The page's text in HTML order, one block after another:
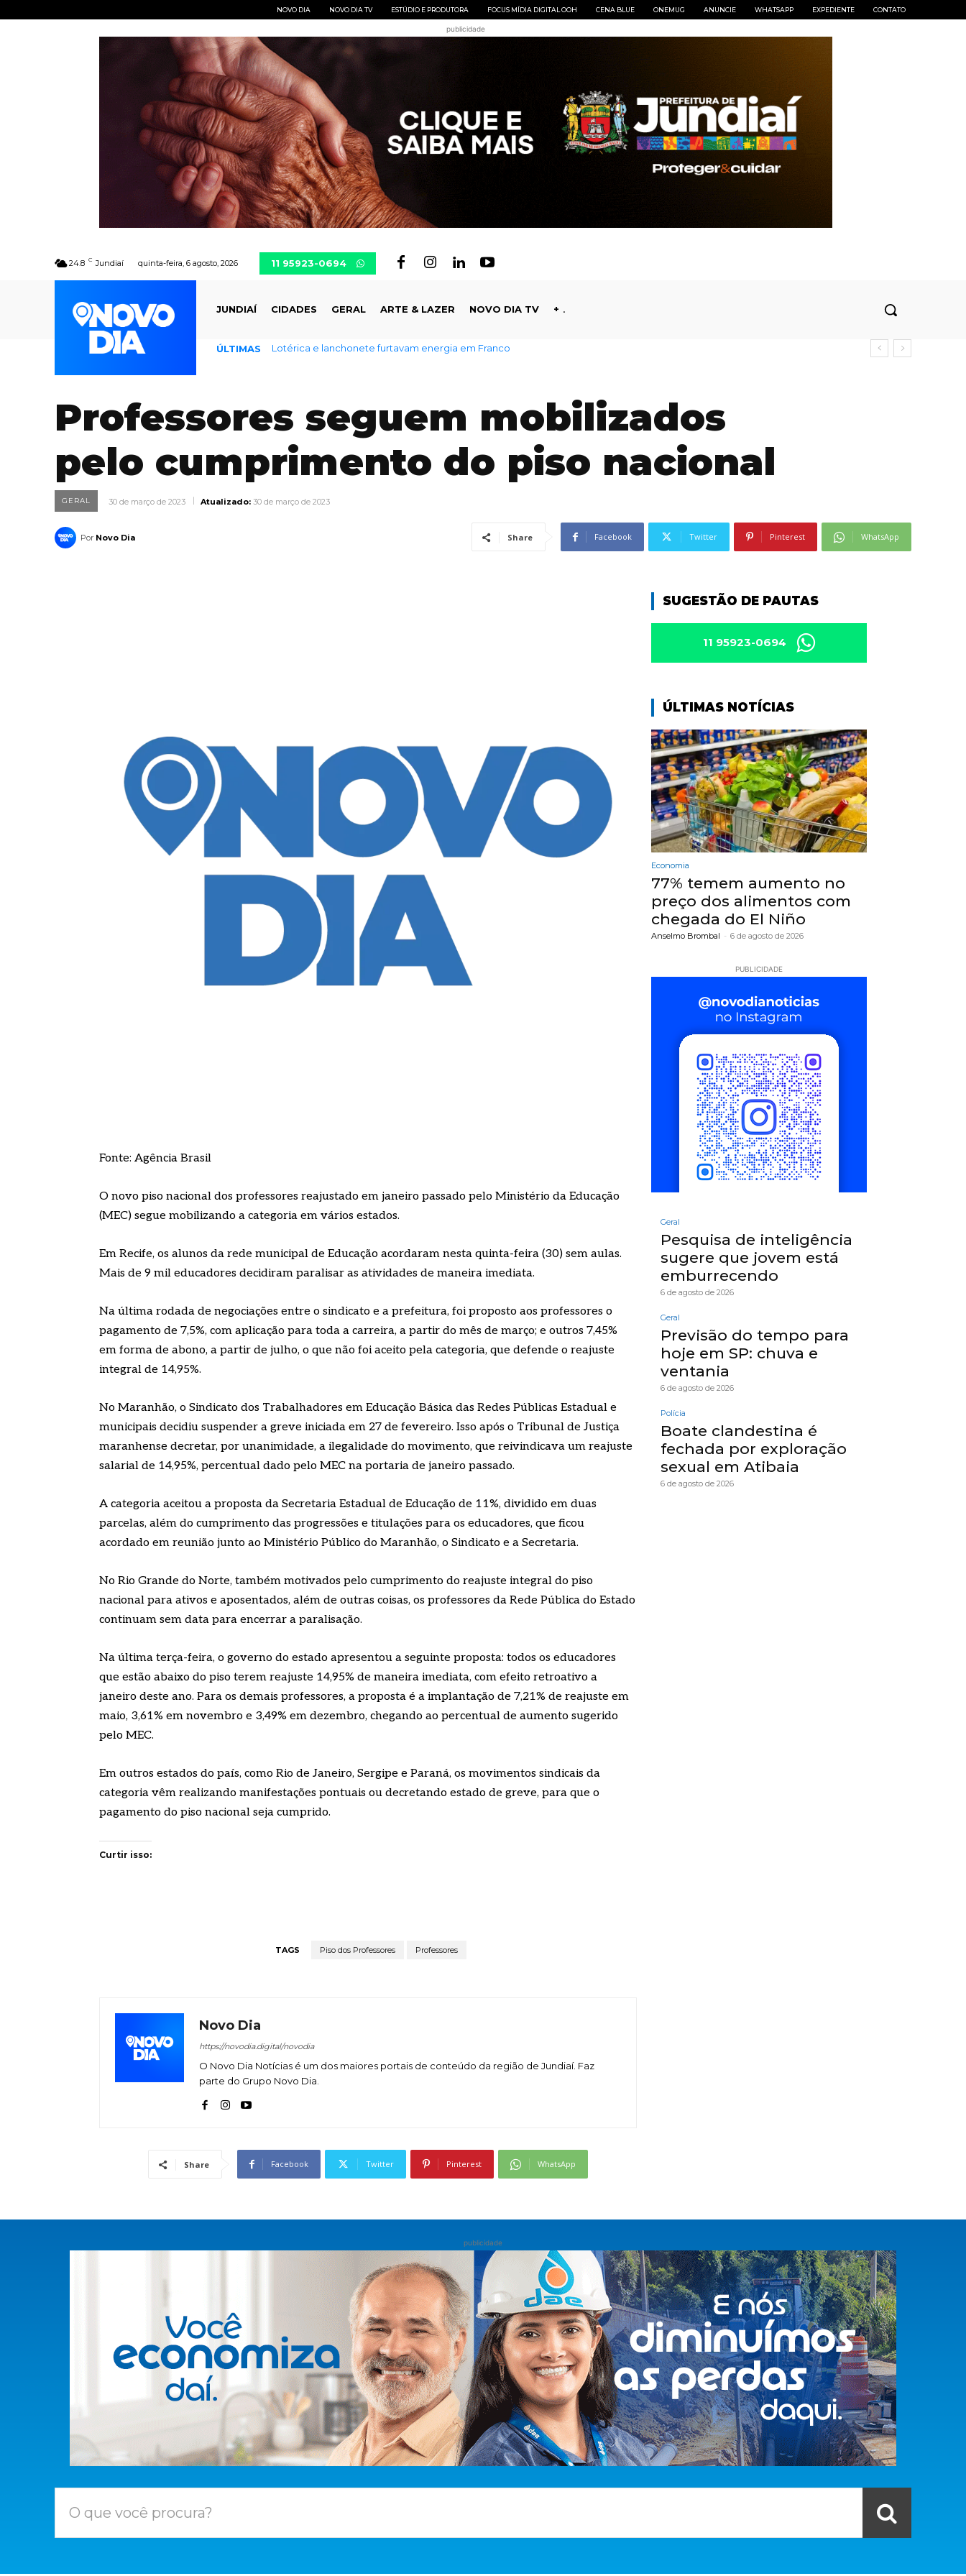
NOVO DIA NOVO DIA TV ESTÚDIO E PRODUTORA FOCUS MÍDIA DIGITAL OOH CENA BLUE ONEMUG ANUNCIE WHATSAPP EXPEDIENTE CONTATO
publicidade
24.8 C Jundiaí quinta-feira, 6 agosto, 2026 11 95923-0694
JUNDIAÍ CIDADES GERAL ARTE & LAZER NOVO DIA TV +
ÚLTIMAS 77% temem aumento no preço dos alimentos com chegada do El Niño
Lotérica e lanchonete furtavam energia em Franco
Professores seguem mobilizados
pelo cumprimento do piso nacional
GERAL 30 de março de 2023 Atualizado: 30 de março de 2023
Por Novo Dia Share Facebook Twitter Pinterest WhatsApp
Fonte: Agência Brasil
O novo piso nacional dos professores reajustado em janeiro passado pelo Ministério da Educação
(MEC) segue mobilizando a categoria em vários estados.
Em Recife, os alunos da rede municipal de Educação acordaram nesta quinta-feira (30) sem aulas.
Mais de 9 mil educadores decidiram paralisar as atividades de maneira imediata.
Na última rodada de negociações entre o sindicato e a prefeitura, foi proposto aos professores o
pagamento de 7,5%, com aplicação para toda a carreira, a partir do mês de março; e outros 7,45%
em forma de abono, a partir de julho, o que não foi aceito pela categoria, que defende o reajuste
integral de 14,95%.
No Maranhão, o Sindicato dos Trabalhadores em Educação Básica das Redes Públicas Estadual e
municipais decidiu suspender a greve iniciada em 27 de fevereiro. Isso após o Tribunal de Justiça
maranhense decretar, por unanimidade, a ilegalidade do movimento, que reivindicava um reajuste
salarial de 14,95%, percentual dado pelo MEC na portaria de janeiro passado.
A categoria aceitou a proposta da Secretaria Estadual de Educação de 11%, dividido em duas
parcelas, além do cumprimento das progressões e titulações para os educadores, que ficou
acordado em reunião junto ao Ministério Público do Maranhão, o Sindicato e a Secretaria.
No Rio Grande do Norte, também motivados pelo cumprimento do reajuste integral do piso
nacional para ativos e aposentados, além de outras coisas, os professores da Rede Pública do Estado
continuam sem data para encerrar a paralisação.
Na última terça-feira, o governo do estado apresentou a seguinte proposta: todos os educadores
que estão abaixo do piso terem reajuste 14,95% de maneira imediata, com efeito retroativo a
janeiro deste ano. Para os demais professores, a proposta é a implantação de 7,21% de reajuste em
maio, 3,61% em novembro e 3,49% em dezembro, chegando ao percentual de aumento sugerido
pelo MEC.
Em outros estados do país, como Rio de Janeiro, Sergipe e Paraná, os movimentos sindicais da
categoria vêm realizando manifestações pontuais ou decretando estado de greve, para que o
pagamento do piso nacional seja cumprido.
Curtir isso:
TAGS Piso dos Professores Professores
Novo Dia
https://novodia.digital/novodia
O Novo Dia Notícias é um dos maiores portais de conteúdo da região de Jundiaí. Faz
parte do Grupo Novo Dia.
Share Facebook Twitter Pinterest WhatsApp
SUGESTÃO DE PAUTAS
11 95923-0694
ÚLTIMAS NOTÍCIAS
Economia
77% temem aumento no
preço dos alimentos com
chegada do El Niño
Anselmo Brombal - 6 de agosto de 2026
PUBLICIDADE
Geral
Pesquisa de inteligência
sugere que jovem está
emburrecendo
6 de agosto de 2026
Geral
Previsão do tempo para
hoje em SP: chuva e
ventania
6 de agosto de 2026
Polícia
Boate clandestina é
fechada por exploração
sexual em Atibaia
6 de agosto de 2026
publicidade
O que você procura?